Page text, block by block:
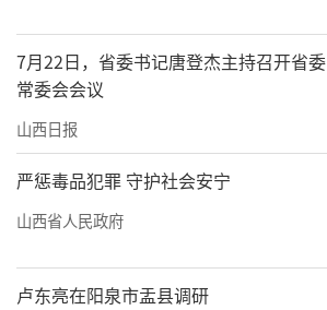
7月22日，省委书记唐登杰主持召开省委
常委会会议
山西日报
严惩毒品犯罪 守护社会安宁
山西省人民政府
卢东亮在阳泉市盂县调研